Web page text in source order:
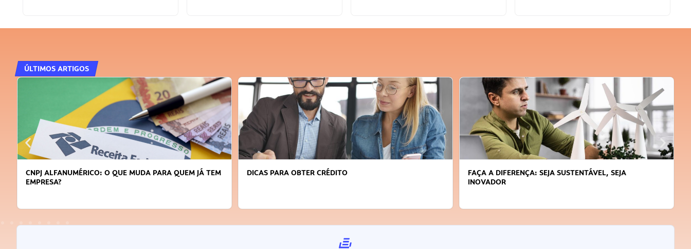
ÚLTIMOS ARTIGOS
DICAS PARA OBTER CRÉDITO
FAÇA A DIFERENÇA: SEJA SUSTENTÁVEL, SEJA
APRENDA A GERENCIAR O SEU TEMPO